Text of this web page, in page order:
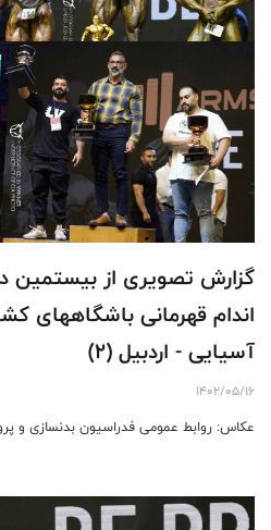
گزارش تصویری از بیستمین
اندام قهرمانی باشگاههای
آسیایی - اردبیل (2)
1402/05/16
عکاس: روابط عمومی فدراسیون بدنسازی و